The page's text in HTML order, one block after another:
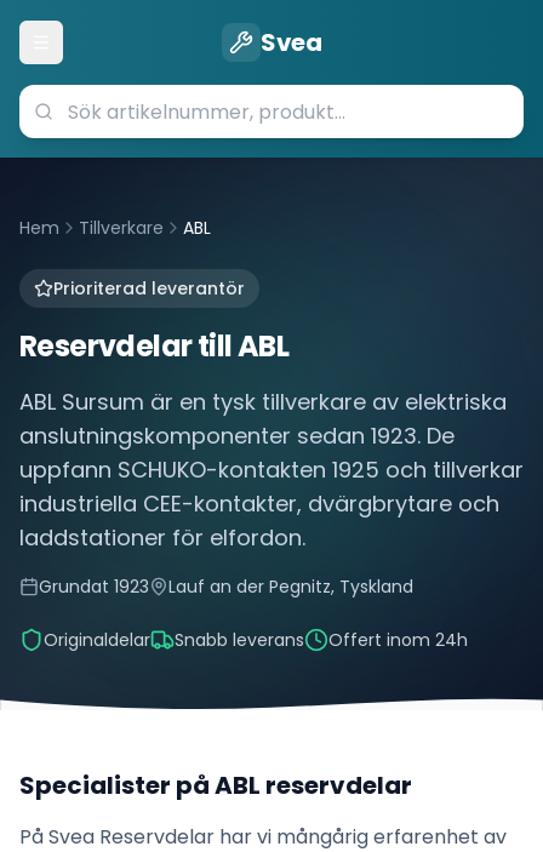
Öppna meny Svea
Hem Tillverkare ABL
Prioriterad leverantör
Reservdelar tillABL
ABL Sursum är en tysk tillverkare av elektriska
anslutningskomponenter sedan 1923. De
uppfann SCHUKO-kontakten 1925 och tillverkar
industriella CEE-kontakter, dvärgbrytare och
laddstationer för elfordon.
Grundat 1923 Lauf an der Pegnitz, Tyskland
Originaldelar Snabb leverans Offert inom 24h
Specialister påABL reservdelar
På Svea Reservdelar har vi mångårig erfarenhet av